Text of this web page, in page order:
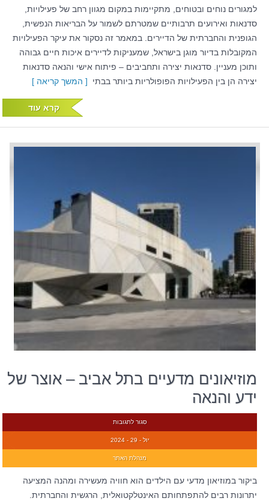
למגורים נוחים ובטוחים, מתקיימות במקום מגוון רחב של פעילויות,
סדנאות ואירועים תרבותיים שמטרתם לשמור על הבריאות הנפשית,
הגופנית והחברתית של הדיירים. במאמר זה נסקור את עיקר הפעילויות
המקובלות בדיור מוגן בישראל, שמעניקות לדיירים איכות חיים גבוהה
ותוכן מעניין. סדנאות יצירה ותחביבים – פיתוח אישי והנאה סדנאות
יצירה הן בין הפעילויות הפופולריות ביותר בבתי [ המשך קריאה ]
קרא עוד
מוזיאונים מדעיים בתל אביב – אוצר של
ידע והנאה
סגור לתגובות
יול - 29 - 2024
מנהלת האתר
ביקור במוזיאון מדעי עם הילדים הוא חוויה מעשירה ומהנה המציעה
יתרונות רבים להתפתחותם האינטלקטואלית, הרגשית והחברתית.